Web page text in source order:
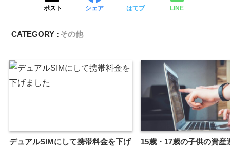
ポスト シェア はてブ LINE
CATEGORY : その他
デュアルSIMにして携帯料金を下げ
15歳・17歳の子供の資産